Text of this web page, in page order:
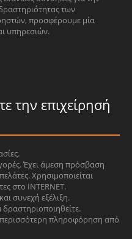
των
προσφέρουμε μία
υπηρεσιών.
την επιχείρησή
Έχει άμεση πρόσβαση
Χρησιμοποιείται
στο INTERNET.
συνεχή εξέλιξη.
περισσότερη πληροφόρηση από